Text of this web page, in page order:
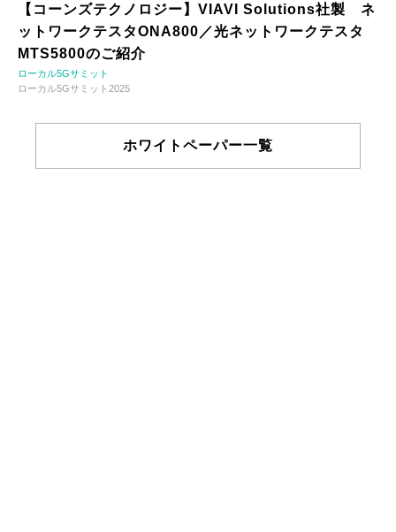
【コーンズテクノロジー】VIAVI Solutions社製 ネ
ットワークテスタONA800／光ネットワークテスタ
MTS5800のご紹介
ローカル5Gサミット
ローカル5Gサミット2025
ホワイトペーパー一覧